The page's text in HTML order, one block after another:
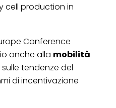
cell production in
Conference
anche alla mobilità
tendenze del
di incentivazione